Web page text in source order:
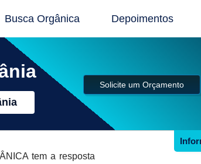
Busca Orgânica Depoimentos
Solicite um Orçamento
tem a resposta